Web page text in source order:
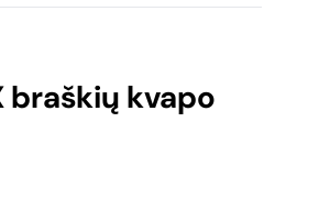
braškių kvapo